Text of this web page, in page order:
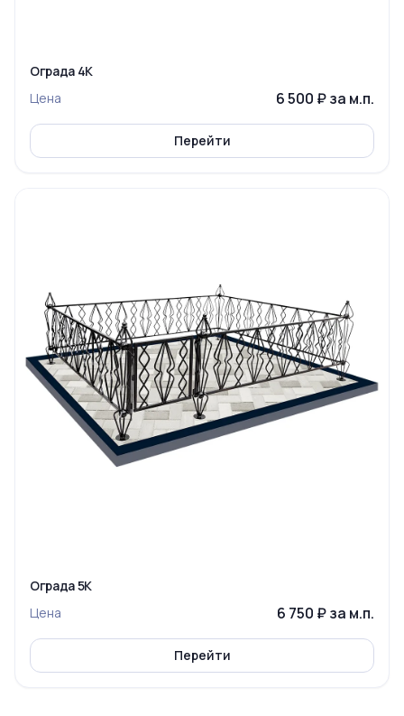
Ограда 4К
Цена
6 500 ₽ за м.п.
Перейти
Ограда 5К
Цена
6 750 ₽ за м.п.
Перейти